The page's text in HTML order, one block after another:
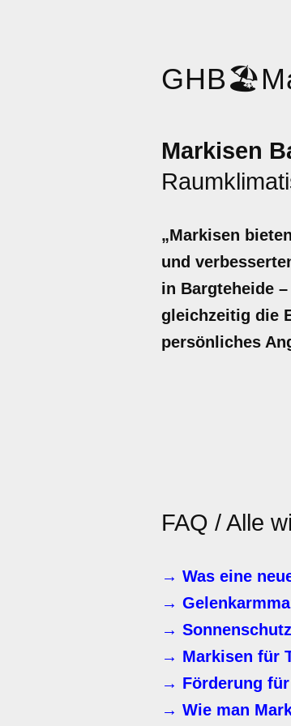
GHB🏖️
Markisen
„Markisen
und
in Bargteheide
gleichzeitig die
persönliches
FAQ / Alle
→ Was eine
→
→
→ Markisen für
→ Förderung
→ Wie man